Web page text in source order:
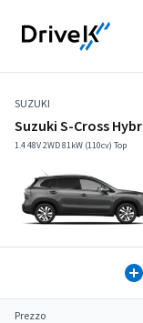
SUZUKI
Suzuki S-Cross
1.4 48V 2WD 81kW (110cv) Top
Prezzo